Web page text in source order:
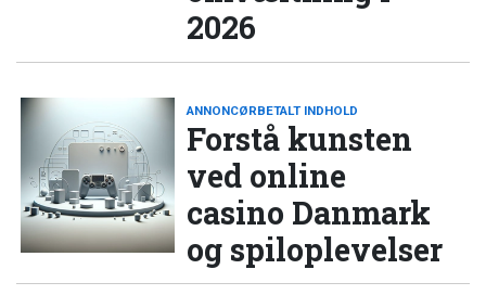
2026
ANNONCØRBETALT INDHOLD
Forstå kunsten
ved online
casino Danmark
og spiloplevelser